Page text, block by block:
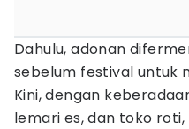
Dahulu, adonan
sebelum festival untuk
Kini, dengan
lemari es, dan toko